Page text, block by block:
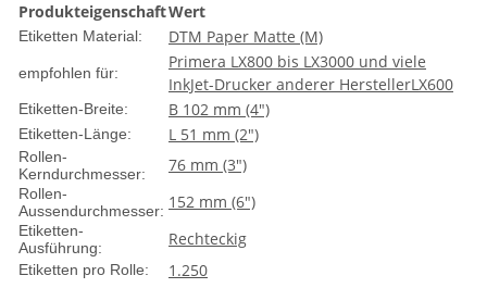
ProdukteigenschaftWert
Etiketten Material: DTM Paper Matte (M)
empfohlen für:
Primera LX800 bis LX3000 und viele
InkJet-Drucker anderer HerstellerLX600
Etiketten-Breite: B 102 mm (4")
Etiketten-Länge: L 51 mm (2")
Rollen-
Kerndurchmesser:
76 mm (3")
Rollen-
Aussendurchmesser: 152 mm (6")
Etiketten-
Ausführung:
Rechteckig
Etiketten pro Rolle: 1.250